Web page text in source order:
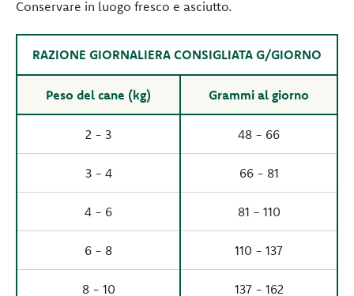
Conservare in luogo fresco e asciutto.
RAZIONE GIORNALIERA CONSIGLIATA G/GIORNO
Peso del cane (kg) Grammi al giorno
2 - 3 48 - 66
3 - 4 66 - 81
4 - 6 81 - 110
6 - 8 110 - 137
8 - 10 137 - 162